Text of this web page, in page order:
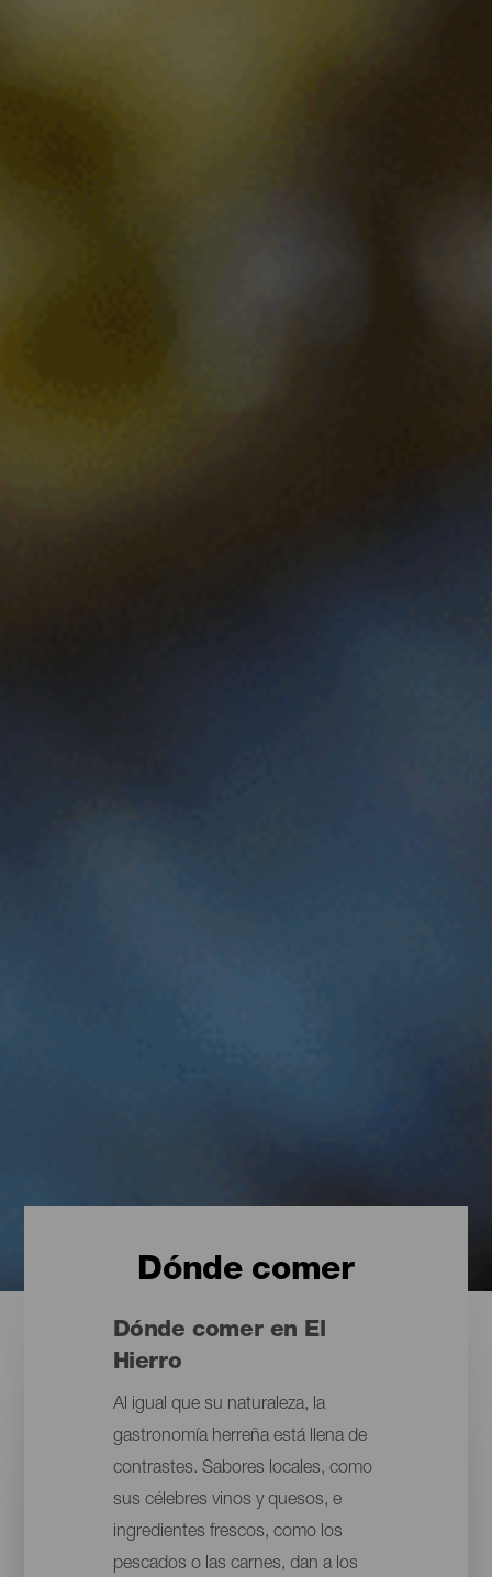
Dónde comer
Dónde comer en El
Hierro
Al igual que su naturaleza, la
gastronomía herreña está llena de
contrastes. Sabores locales, como
sus célebres vinos y quesos, e
ingredientes frescos, como los
pescados o las carnes, dan a los